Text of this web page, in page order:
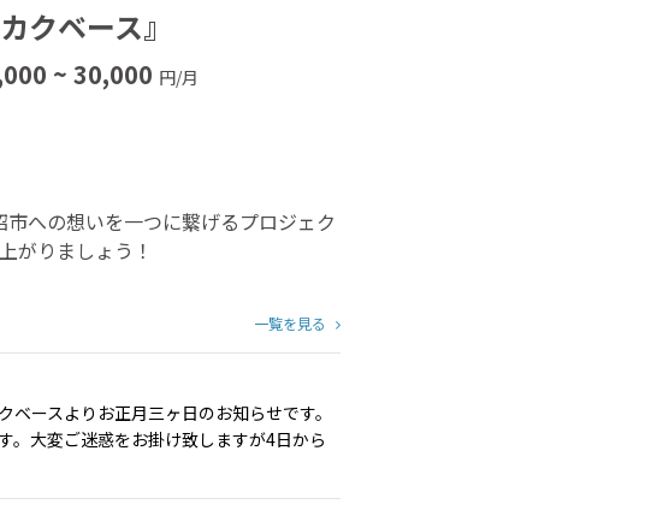
クベース』
~ 30,000 円/月
への想いを一つに繋げるプロジェク
がりましょう！
一覧を見る
ースよりお正月三ヶ日のお知らせです。
。大変ご迷惑をお掛け致しますが4日から